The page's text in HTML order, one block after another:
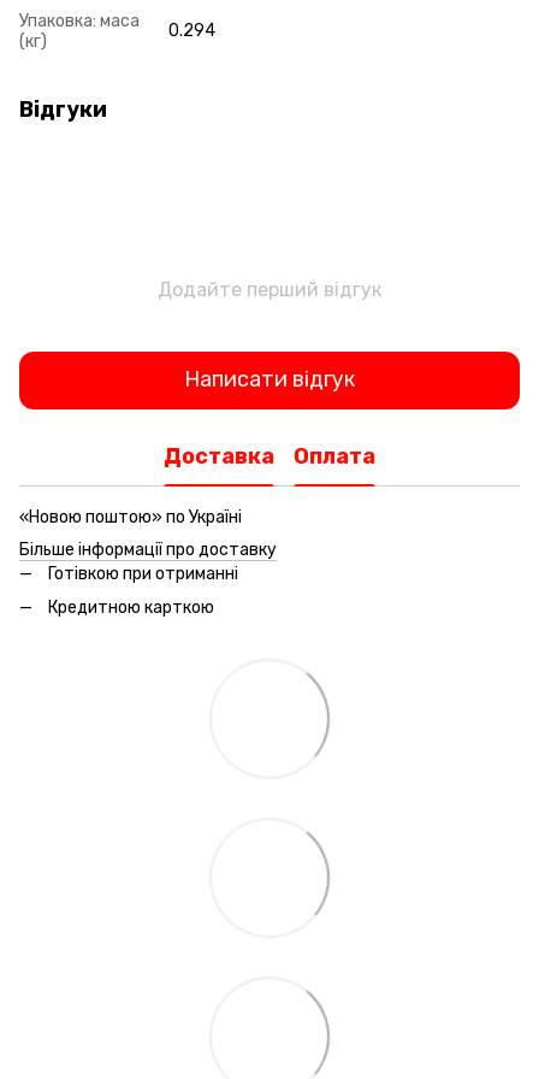
Упаковка: маса
(кг)
0.294
Відгуки
Додайте перший відгук
Написати відгук
Доставка Оплата
«Новою поштою» по Україні
Більше інформації про доставку
Готівкою при отриманні
Кредитною карткою